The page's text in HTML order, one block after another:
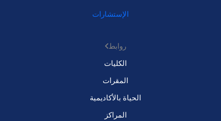
الإستشارات
روابط
الكليات
المقرات
الحياة بالأكاديمية
المراكز